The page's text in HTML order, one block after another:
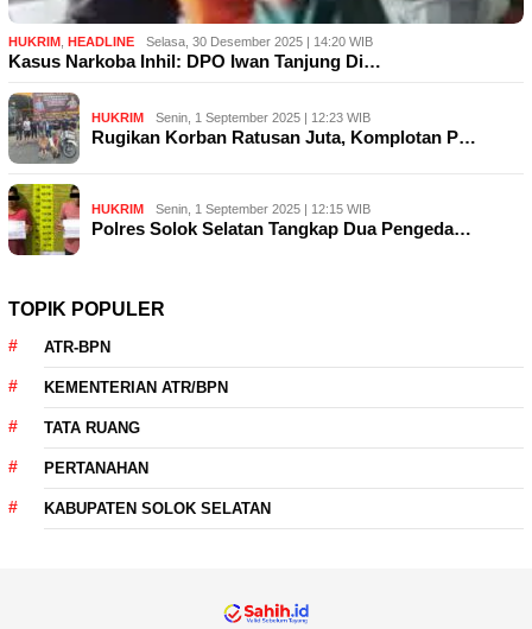
HUKRIM HEADLINE Selasa, 30 Desember 2025 | 14:20 WIB
Kasus Narkoba Inhil: DPO Iwan Tanjung Di…
HUKRIM Senin, 1 September 2025 | 12:23 WIB
Rugikan Korban Ratusan Juta, Komplotan P…
HUKRIM Senin, 1 September 2025 | 12:15 WIB
Polres Solok Selatan Tangkap Dua Pengeda…
TOPIK POPULER
ATR-BPN
KEMENTERIAN ATR/BPN
TATA RUANG
PERTANAHAN
KABUPATEN SOLOK SELATAN